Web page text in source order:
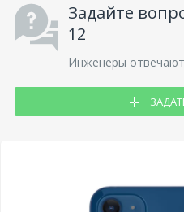
Задайте
12
Инженеры